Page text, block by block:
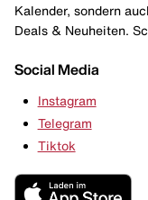
Kalender, sondern
Deals & Neuheiten.
Social Media
Instagram
Telegram
Tiktok